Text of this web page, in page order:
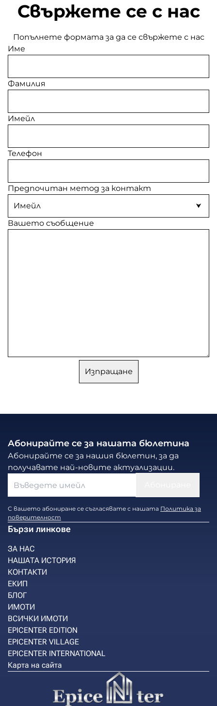
Свържете се с нас
Попълнете формата за да се свържете с нас
Име
Фамилия
Имейл
Телефон
Предпочитан метод за контакт
Вашето съобщение
Абонирайте се за нашата бюлетина
Абонирайте се за нашия бюлетин, за да
получавате най-новите актуализации.
С вашето абониране се съгласявате с нашата Политика за
поверителност
Бързи линкове
ЗА НАС
НАШАТА ИСТОРИЯ
КОНТАКТИ
ЕКИП
БЛОГ
ИМОТИ
ВСИЧКИ ИМОТИ
EPICENTER EDITION
EPICENTER VILLAGE
EPICENTER INTERNATIONAL
Карта на сайта